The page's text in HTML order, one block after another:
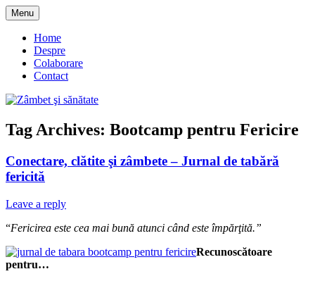
Skip
to
content
Zâmbet şi sănătate
Menu
Home
Despre
Colaborare
Contact
Tag Archives: Bootcamp pentru Fericire
Conectare, clătite şi zâmbete – Jurnal de tabără
fericită
Leave a reply
“Fericirea este cea mai bună atunci când este împărţită.”
Recunoscătoare
pentru…